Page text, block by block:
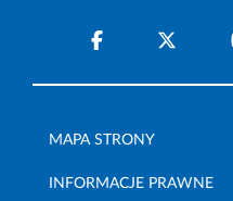
MAPA STRONY
INFORMACJE PRAWNE